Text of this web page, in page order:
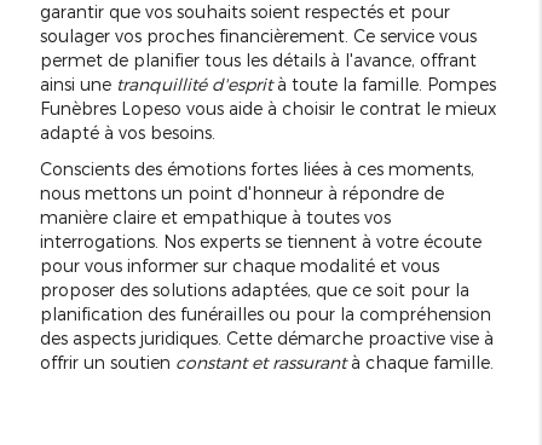
garantir que vos souhaits soient respectés et pour
soulager vos proches financièrement. Ce service vous
permet de planifier tous les détails à l'avance, offrant
ainsi une tranquillité d'esprità toute la famille. Pompes
Funèbres Lopeso vous aide à choisir le contrat le mieux
adapté à vos besoins.
Conscients des émotions fortes liées à ces moments,
nous mettons un point d'honneur à répondre de
manière claire et empathique à toutes vos
interrogations. Nos experts se tiennent à votre écoute
pour vous informer sur chaque modalité et vous
proposer des solutions adaptées, que ce soit pour la
planification des funérailles ou pour la compréhension
des aspects juridiques. Cette démarche proactive vise à
offrir un soutien constant et rassurantà chaque famille.